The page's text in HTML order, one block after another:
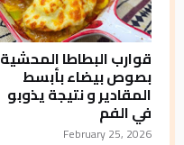
قوارب البطاطا المحشية
بصوص بيضاء بأبسط
المقادير و نتيجة يذوبو
في الفم
February 25, 2026